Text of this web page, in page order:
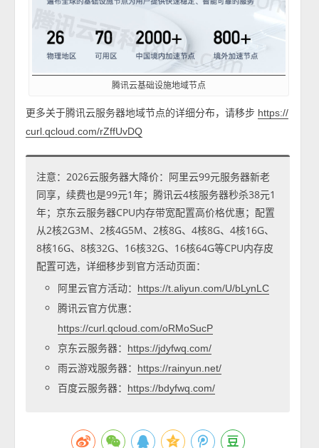
腾讯云基础设施地域节点
更多关于腾讯云服务器地域节点的详细分布，请移步 https://
curl.qcloud.com/rZffUvDQ
注意：2026云服务器大降价：阿里云99元服务器新老
同享，续费也是99元1年；腾讯云4核服务器秒杀38元1
年；京东云服务器CPU内存带宽配置高价格优惠；配置
从2核2G3M、2核4G5M、2核8G、4核8G、4核16G、
8核16G、8核32G、16核32G、16核64G等CPU内存皮
配置可选，详细移步到官方活动页面：
阿里云官方活动：
https://t.aliyun.com/U/bLynLC
腾讯云官方优惠：
https://curl.qcloud.com/oRMoSucP
京东云服务器： https://jdyfwq.com/
雨云游戏服务器： https://rainyun.net/
百度云服务器： https://bdyfwq.com/